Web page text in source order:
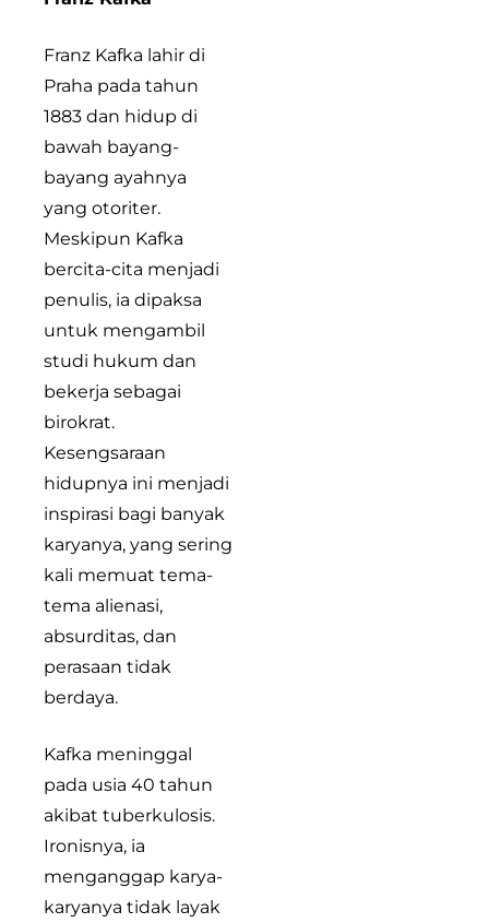
Franz Kafka lahir di
Praha pada tahun
1883 dan hidup di
bawah bayang-
bayang ayahnya
yang otoriter.
Meskipun Kafka
bercita-cita menjadi
penulis, ia dipaksa
untuk mengambil
studi hukum dan
bekerja sebagai
birokrat.
Kesengsaraan
hidupnya ini menjadi
inspirasi bagi banyak
karyanya, yang sering
kali memuat tema-
tema alienasi,
absurditas, dan
perasaan tidak
berdaya.
Kafka meninggal
pada usia 40 tahun
akibat tuberkulosis.
Ironisnya, ia
menganggap karya-
karyanya tidak layak